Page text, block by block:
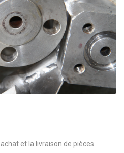
et la livraison de pièces